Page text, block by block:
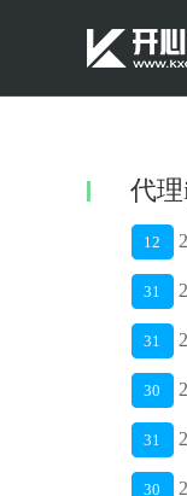
代
12
31
31
30
31
30